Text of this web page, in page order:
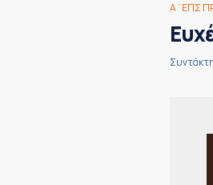
Α΄ΕΠΣ